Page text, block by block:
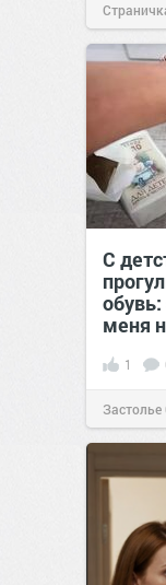
позитива!
С
меня
1
Застолье